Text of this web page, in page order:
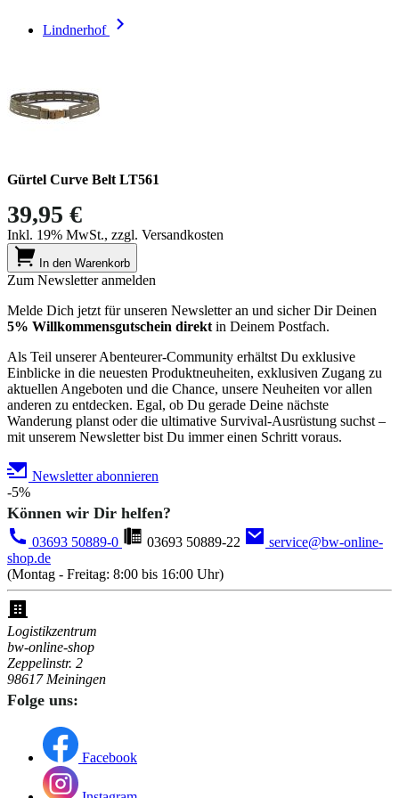
Lindnerhof
Gürtel Curve Belt LT561
39,95 €
Inkl. 19% MwSt., zzgl. Versandkosten
In den Warenkorb
Zum Newsletter anmelden
Melde Dich jetzt für unseren Newsletter an und sicher Dir Deinen
5% Willkommensgutschein direkt in Deinem Postfach.
Als Teil unserer Abenteurer-Community erhältst Du exklusive
Einblicke in die neuesten Produktneuheiten, exklusiven Zugang zu
aktuellen Angeboten und die Chance, unsere Neuheiten vor allen
anderen zu entdecken. Egal, ob Du gerade Deine nächste
Wanderung planst oder die ultimative Survival-Ausrüstung suchst –
mit unserem Newsletter bist Du immer einen Schritt voraus.
Newsletter abonnieren
-5%
Können wir Dir helfen?
03693 50889-0 03693 50889-22
service@bw-online-
shop.de
(Montag - Freitag: 8:00 bis 16:00 Uhr)
Logistikzentrum
bw-online-shop
Zeppelinstr. 2
98617 Meiningen
Folge uns:
Facebook